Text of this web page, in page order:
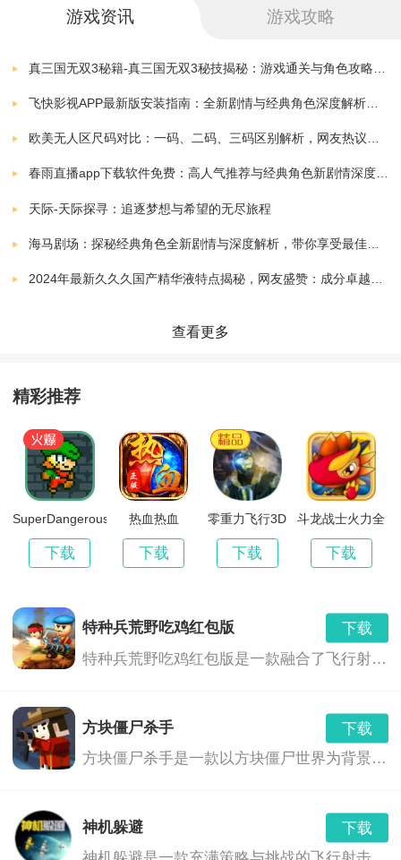
装备升级和丰厚的奖励，提升角色实力。
和PVE互动，玩家可以根据自己的喜好选择不同的游戏
方式。
3、平衡的角色设定：游戏中的角色设定平衡，无强弱之
分，每个角色都有独特的技能和特点，玩家可以根据自
己的风格选择合适的角色。
验，让玩家沉浸在游戏世界中。
《错误143》小编点评：
1.丰富的道具：游戏中有各种各样的道具可供玩家使
用，可以帮助玩家在战斗中取得优势，增加游戏的策略
性和乐趣性。
轻松选择自己的母语进行游戏。
游戏资讯 游戏攻略
飞快影视APP最新版安装指南：全新剧情与经典角色深度解析，带你体验极致观影快感
欧美无人区尺码对比：一码、二码、三码区别解析，网友热议：选择更精准，购物无忧！
春雨直播app下载软件免费：高人气推荐与经典角色新剧情深度解析指南
天际-天际探寻：追逐梦想与希望的无尽旅程
查看更多
精彩推荐
SuperDangerousDungeons
下载
热血热血
下载
零重力飞行3D
下载
斗龙战士火力全
下载
特种兵荒野吃鸡红包版
下载
特种兵荒野吃鸡红包版是一款融合了飞行射击、角色扮演和射击冒险等多种玩法的游戏。玩家将扮演一名特种兵，在荒野中展开一场刺激的生存之战。游戏中，玩家需要利用各种武器和技能，与敌人展开激烈的战斗，同时还要面对各种危险和挑战，如巨型boss、恶劣天气等。此外，游戏中还融入了红包奖励机制，玩家可以通过完成任务或击败敌人获得红包奖励，与其他玩家进行互动交流。
方块僵尸杀手
下载
方块僵尸杀手是一款以方块僵尸世界为背景的飞行射击游戏。在这个世界里，你需要面对不断涌现的僵尸，使用各种武器和道具，来保卫你的家园，寻找生存之路。
神机躲避
下载